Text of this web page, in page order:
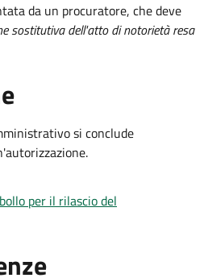
da un procuratore, che deve
sostitutiva dell'atto di notorietà resa
si conclude
per il rilascio del